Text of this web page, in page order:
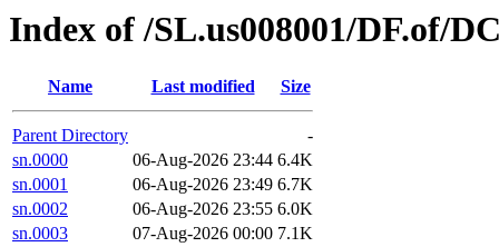
Index of /SL.us008001/DF.of/
Name Last modified Size
Parent Directory
-
sn.0000
06-Aug-2026 23:44 6.4K
sn.0001
06-Aug-2026 23:49 6.7K
sn.0002
06-Aug-2026 23:55 6.0K
sn.0003
07-Aug-2026 00:00 7.1K